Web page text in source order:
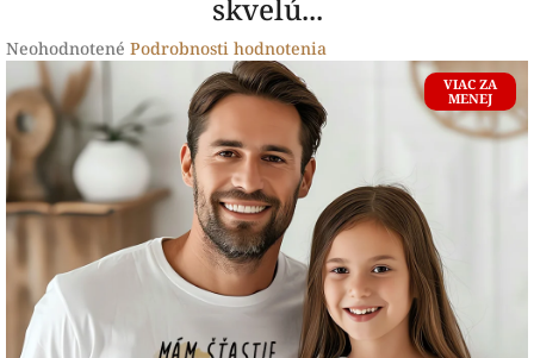
skvelú...
Priemerné
hodnotenie
produktu
je
0,0
z
5
hviezdičiek.
Neohodnotené Podrobnosti hodnotenia
VIAC ZA
MENEJ